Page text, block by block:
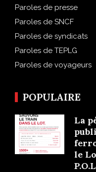
Paroles de presse
Paroles de SNCF
Paroles de syndicats
Paroles de TEPLG
Paroles de voyageurs
POPULAIRE
La
le